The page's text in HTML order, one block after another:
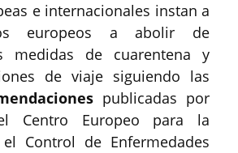
e internacionales instan a
europeos a abolir de
medidas de cuarentena y
de viaje siguiendo las
publicadas por
Centro Europeo para la
Control de Enfermedades